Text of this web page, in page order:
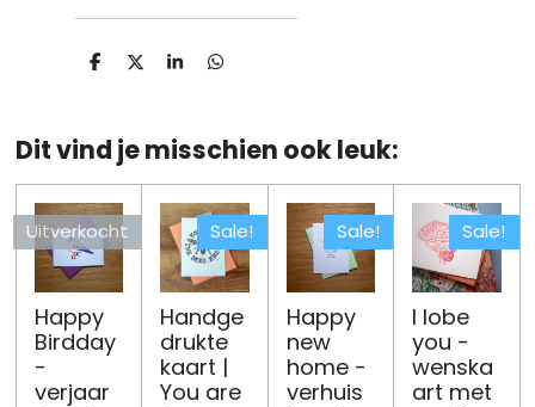
D
n
D S
e
D
n
Dit vind je misschien ook leuk:
Uitverkocht
Happy
Birdday
-
verjaar
Sale!
Handge
drukte
kaart |
You are
Sale!
Happy
new
home -
verhuis
Sale!
I lobe
you -
wenska
art met